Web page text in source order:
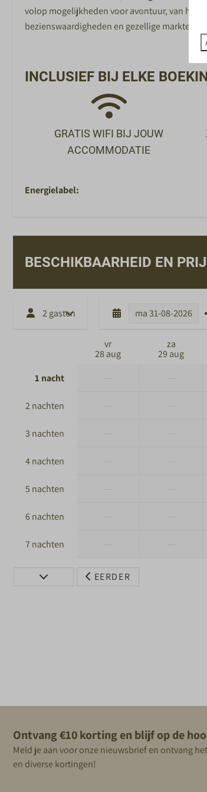
volop mogelijkheden voor avontuur, van het
bezienswaardigheden en gezellige markten.
INCLUSIEF BIJ ELKE
GRATIS WIFI BIJ JOUW
ACCOMMODATIE
Energielabel:
BESCHIKBAARHEID EN
2 gasten ma31-08-2026
vr
28 aug
za
29 aug
1 nacht
2 nachten
3 nachten
4 nachten
5 nachten
6 nachten
7 nachten
EERDER
Ontvang €10 korting en blijf op de
Meld je aan voor onze nieuwsbrief en ontvang
en diverse kortingen!